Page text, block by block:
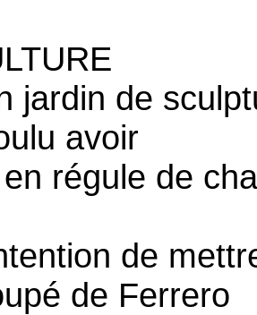
jardin de
avoir
régule de
de
de Ferrero